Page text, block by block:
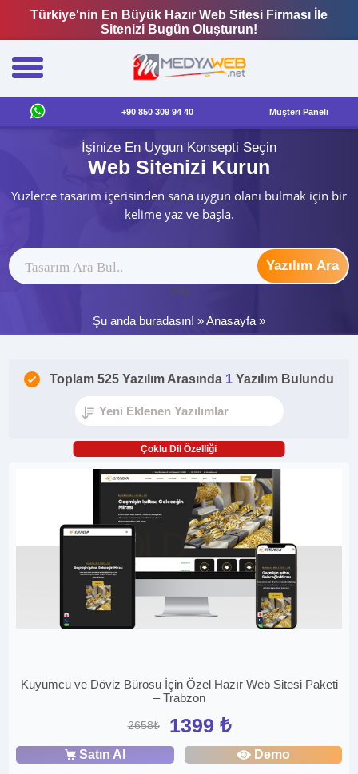
Türkiye'nin En Büyük Hazır Web Sitesi Firması İle
Sitenizi Bugün Oluşturun!
+90 850 309 94 40 Müşteri Paneli
İşinize En Uygun Konsepti Seçin
Web Sitenizi Kurun
Yüzlerce tasarım içerisinden sana uygun olanı bulmak için bir
kelime yaz ve başla.
Yazılım Ara
ytag
Şu anda buradasın! »Anasayfa »
Toplam 525 Yazılım Arasında 1 Yazılım Bulundu
Çoklu Dil Özelliği
Kuyumcu ve Döviz Bürosu İçin Özel Hazır Web Sitesi Paketi
– Trabzon
2658₺ 1399 ₺
Satın Al Demo